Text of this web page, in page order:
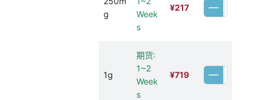
g
Week
s
¥217
1g
期货:
1~2
Week
s
¥719